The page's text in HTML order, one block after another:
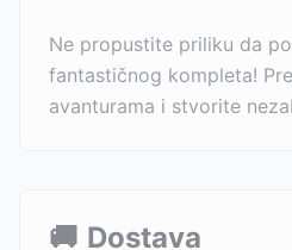
Ne propustite priliku da
fantastičnog kompleta!
avanturama i stvorite
🚚 Dostava